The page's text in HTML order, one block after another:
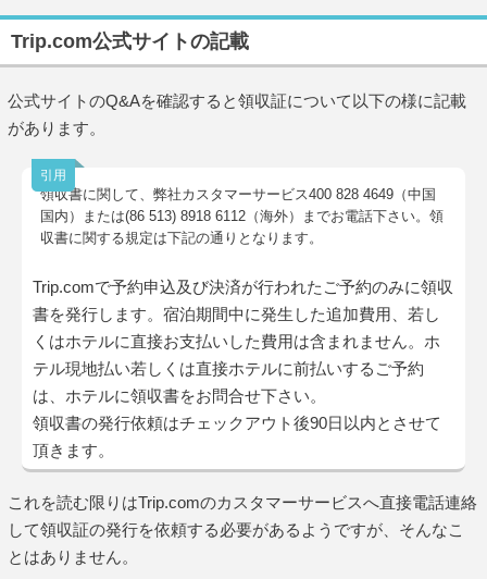
Trip.com公式サイトの記載
公式サイトのQ&Aを確認すると領収証について以下の様に記載
があります。
領収書に関して、弊社カスタマーサービス400 828 4649（中国
国内）または(86 513) 8918 6112（海外）までお電話下さい。領
収書に関する規定は下記の通りとなります。
Trip.comで予約申込及び決済が行われたご予約のみに領収
書を発行します。宿泊期間中に発生した追加費用、若し
くはホテルに直接お支払いした費用は含まれません。ホ
テル現地払い若しくは直接ホテルに前払いするご予約
は、ホテルに領収書をお問合せ下さい。
領収書の発行依頼はチェックアウト後90日以内とさせて
頂きます。
これを読む限りはTrip.comのカスタマーサービスへ直接電話連絡
して領収証の発行を依頼する必要があるようですが、そんなこ
とはありません。